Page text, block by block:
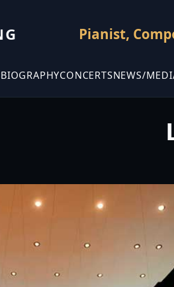
Pianist,
BIOGRAPHYCONCERTSNEWS/